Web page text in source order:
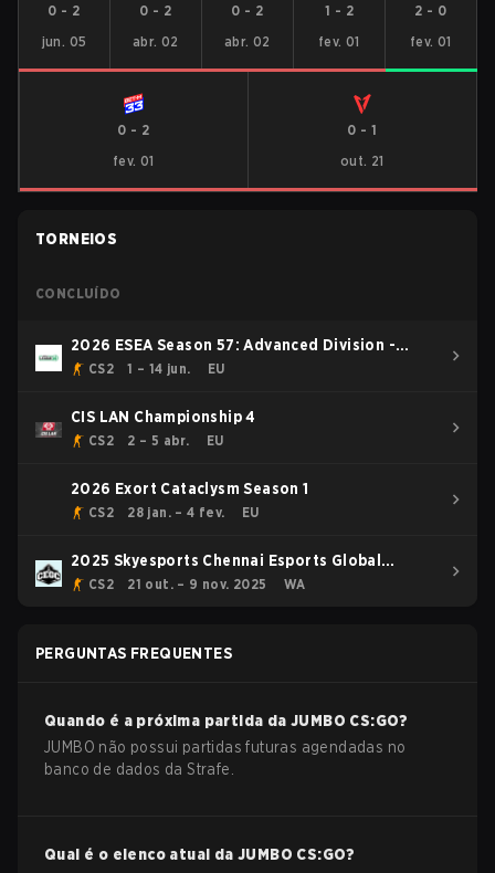
0 - 2
jun. 05
0 - 2
abr. 02
0 - 2
abr. 02
1 - 2
fev. 01
2 - 0
fev. 01
0 - 2
fev. 01
0 -1
out. 21
TORNEIOS
CONCLUÍDO
2026 ESEA Season 57: Advanced Division -
Europe
CS2 1 – 14 jun. EU
CIS LAN Championship 4
CS2 2 – 5 abr. EU
2026 Exort Cataclysm Season 1
CS2 28 jan. – 4 fev. EU
2025 Skyesports Chennai Esports Global
Championship
CS2 21 out. – 9 nov. 2025 WA
PERGUNTAS FREQUENTES
Quando é a próxima partida da JUMBO CS:GO?
JUMBO não possui partidas futuras agendadas no
banco de dados da Strafe.
Qual é o elenco atual da JUMBO CS:GO?